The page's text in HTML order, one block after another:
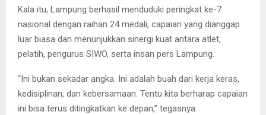
Kala itu, Lampung berhasil menduduki peringkat ke-7
nasional dengan raihan 24 medali, capaian yang dianggap
luar biasa dan menunjukkan sinergi kuat antara atlet,
pelatih, pengurus SIWO, serta insan pers Lampung.
“Ini bukan sekadar angka. Ini adalah buah dari kerja keras,
kedisiplinan, dan kebersamaan. Tentu kita berharap capaian
ini bisa terus ditingkatkan ke depan,” tegasnya.